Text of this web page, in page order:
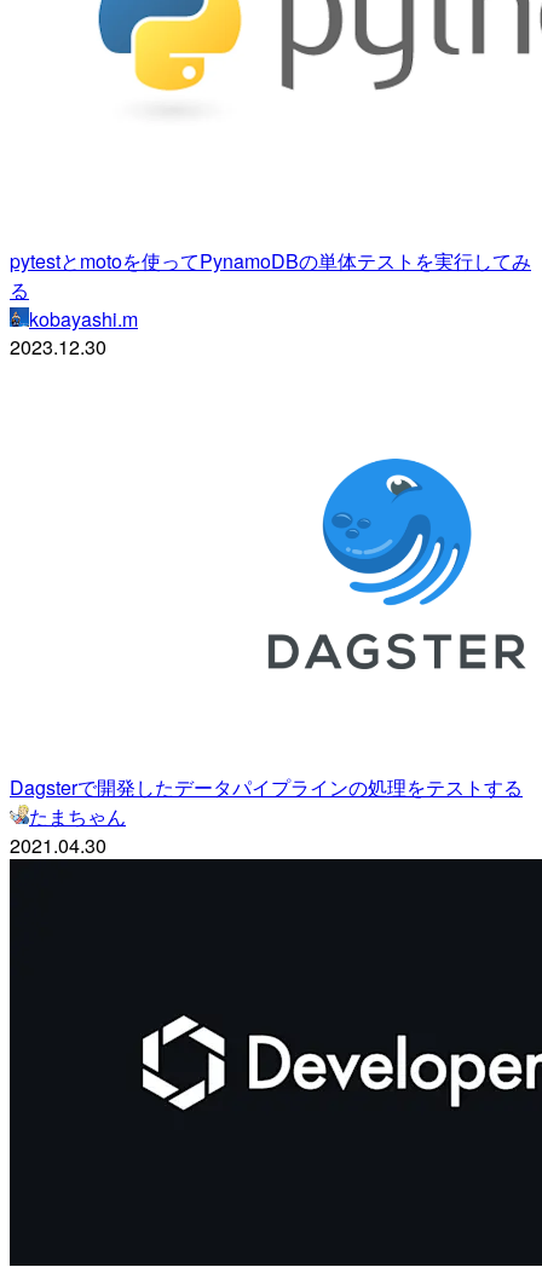
pytestとmotoを使ってPynamoDBの単体テストを実行してみ
る
kobayashi.m
2023.12.30
Dagsterで開発したデータパイプラインの処理をテストする
たまちゃん
2021.04.30